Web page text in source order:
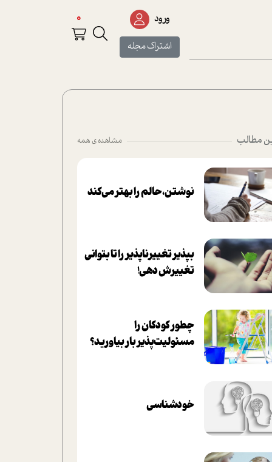
ورود
اشتراک مجله
0
مطالب مشاهده ی همه
نوشتن، حالم را بهتر می‌کند
بپذير تغييرناپذير را تا بتواني
تغييرش دهي!‏
چطور کودکان را
مسئولیت‌پذیر بار بیاورید؟
خودشناسی